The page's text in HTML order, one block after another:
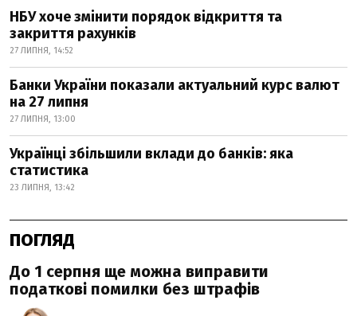
НБУ хоче змінити порядок відкриття та
закриття рахунків
27 ЛИПНЯ, 14:52
Банки України показали актуальний курс валют
на 27 липня
27 ЛИПНЯ, 13:00
Українці збільшили вклади до банків: яка
статистика
23 ЛИПНЯ, 13:42
ПОГЛЯД
До 1 серпня ще можна виправити
податкові помилки без штрафів